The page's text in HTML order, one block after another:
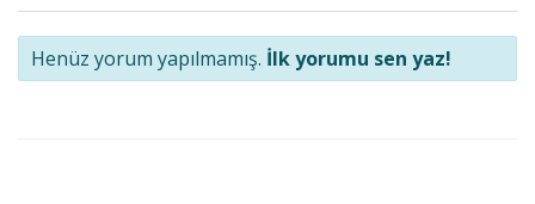
Henüz yorum yapılmamış. İlk yorumu sen yaz!